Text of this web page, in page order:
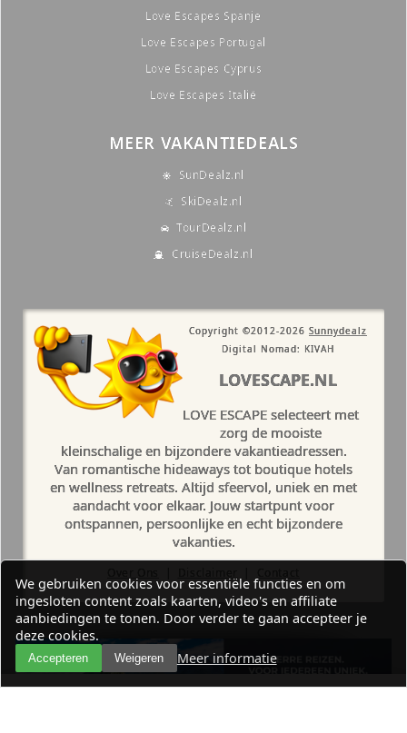
Love Escapes Spanje
Love Escapes Portugal
Love Escapes Cyprus
Love Escapes Italië
MEER VAKANTIEDEALS
SunDealz.nl
SkiDealz.nl
TourDealz.nl
CruiseDealz.nl
Copyright ©2012-2026 Sunnydealz
Digital Nomad: KIVAH
LOVESCAPE.NL
LOVE ESCAPE selecteert met
zorg de mooiste
kleinschalige en bijzondere vakantieadressen.
Van romantische hideaways tot boutique hotels
en wellness retreats. Altijd sfeervol, uniek en met
aandacht voor elkaar. Jouw startpunt voor
ontspannen, persoonlijke en echt bijzondere
vakanties.
We gebruiken cookies voor essentiële functies en om
ingesloten content zoals kaarten, video's en affiliate
aanbiedingen te tonen. Door verder te gaan accepteer je
deze cookies.
Accepteren Weigeren Meer informatie